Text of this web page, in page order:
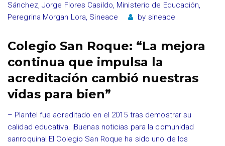
Sánchez, Jorge Flores Casildo, Ministerio de Educación,
Peregrina Morgan Lora, Sineace by sineace
Colegio San Roque: “La mejora
continua que impulsa la
acreditación cambió nuestras
vidas para bien”
– Plantel fue acreditado en el 2015 tras demostrar su
calidad educativa. ¡Buenas noticias para la comunidad
sanroquina! El Colegio San Roque ha sido uno de los